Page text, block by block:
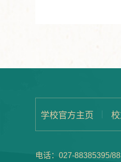
学校官方主页
电话：027-88385395/